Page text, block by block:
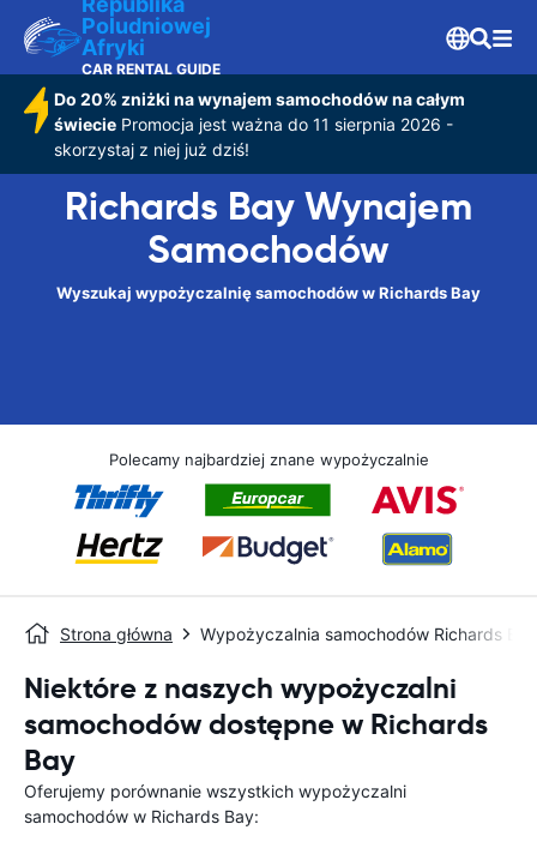
Poludniowej
Afryki
CAR RENTAL GUIDE
Do 20% zniżki na wynajem samochodów na całym
świeciePromocja jest ważna do 11 sierpnia 2026 -
skorzystaj z niej już dziś!
Richards Bay Wynajem
Samochodów
Wyszukaj wypożyczalnię samochodów w Richards Bay
Polecamy najbardziej znane wypożyczalnie
Strona główna Wypożyczalnia samochodów Richards Bay
Niektóre z naszych wypożyczalni
samochodów dostępne w Richards
Bay
Oferujemy porównanie wszystkich wypożyczalni
samochodów w Richards Bay: